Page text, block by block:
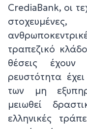
CrediaBank, οι
τραπεζικό
θέσεις έχουν
ρευστότητα
των μη
μειωθεί
ελληνικές